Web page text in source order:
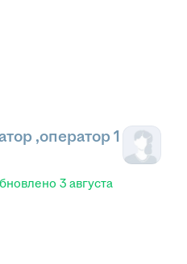
,оператор 1
3 августа